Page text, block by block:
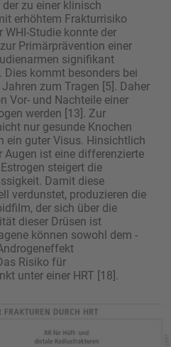
zu einer klinisch
erhöhtem Frakturrisiko
Studie konnte der
Primärprävention einer
signifikant
Dies kommt besonders bei
zum Tragen [5]. Daher
Vor- und Nach­teile einer
werden [13]. Zur
nur gesunde Knochen
ein guter Visus. Hinsichtlich
Augen ist eine differenzierte
steigert die
Damit diese
verdunstet, produzieren die
der sich über die
dieser Drüsen ist
können sowohl dem
Risiko für
unter einer HRT [18].